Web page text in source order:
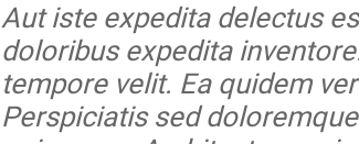
Aut iste expedita delectus
doloribus expedita
tempore velit. Ea quidem
Perspiciatis sed